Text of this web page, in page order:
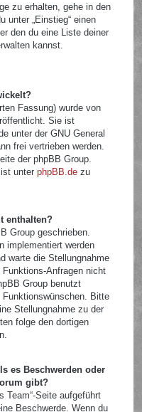
zu erhalten, gehe in den
unter „Einstieg“ einen
den du eine Liste deiner
kannst.
Fassung) wurde von
Sie ist
unter der GNU General
frei vertrieben werden.
der phpBB Group.
ist unterphpBB.de zu
enthalten?
Group geschrieben.
implementiert werden
warte die Stellungnahme
Anfragen nicht
Group benutzt
Funktionswünschen. Bitte
Stellungnahme zu der
folge den dortigen
es Beschwerden oder
gibt?
Team“-Seite aufgeführt
Beschwerde. Wenn du